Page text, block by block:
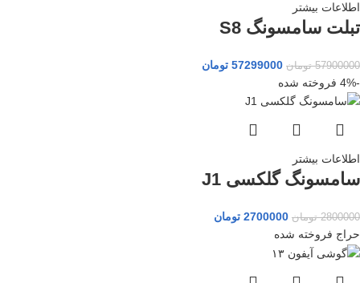
اطلاعات بیشتر
تبلت سامسونگ S8
57900000 تومان 57299000 تومان
-4%
فروخته شده
اطلاعات بیشتر
سامسونگ گلکسی J1
2800000 تومان 2700000 تومان
حراج فروخته شده